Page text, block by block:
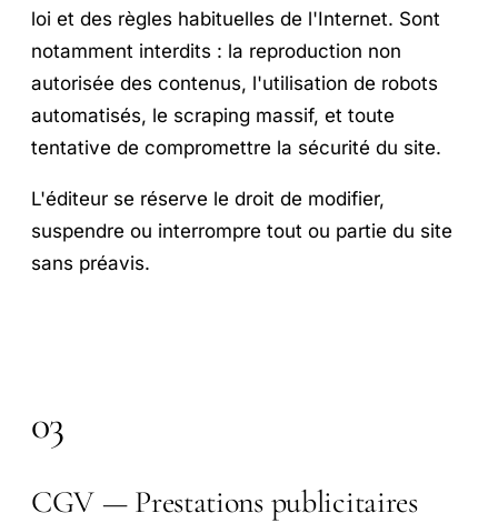
loi et des règles habituelles de l'Internet. Sont
notamment interdits : la reproduction non
autorisée des contenus, l'utilisation de robots
automatisés, le scraping massif, et toute
tentative de compromettre la sécurité du site.
L'éditeur se réserve le droit de modifier,
suspendre ou interrompre tout ou partie du site
sans préavis.
03
CGV — Prestations publicitaires